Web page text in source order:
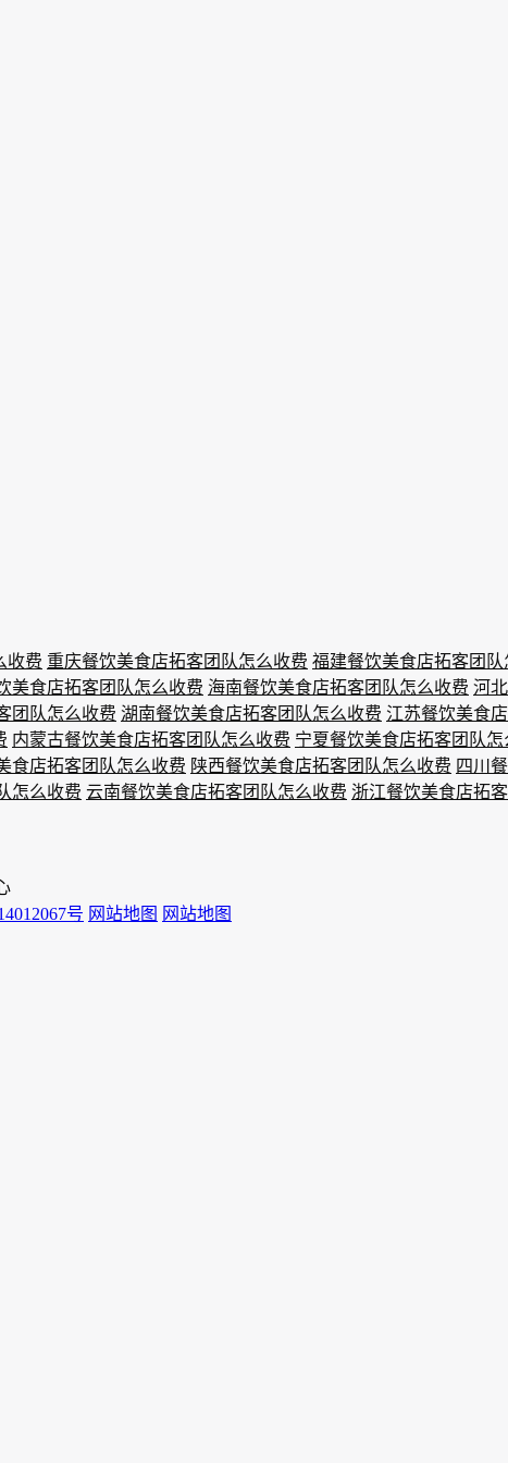
收费 重庆餐饮美食店拓客团队怎么收费 福建餐饮美食店拓客团队
美食店拓客团队怎么收费 海南餐饮美食店拓客团队怎么收费 河
团队怎么收费 湖南餐饮美食店拓客团队怎么收费 江苏餐饮美食
内蒙古餐饮美食店拓客团队怎么收费 宁夏餐饮美食店拓客团队怎
食店拓客团队怎么收费 陕西餐饮美食店拓客团队怎么收费 四川
怎么收费 云南餐饮美食店拓客团队怎么收费 浙江餐饮美食店拓
号 网站地图 网站地图